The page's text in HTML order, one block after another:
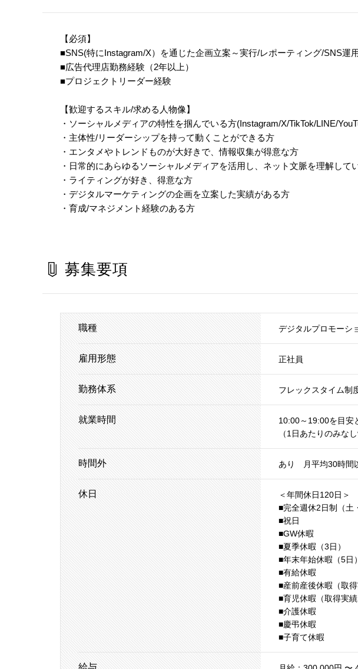
【必須】
■SNS(特にInstagram/X）を通じた企画立案～実行/レポーティング/SNS運
■広告代理店勤務経験（2年以上）
■プロジェクトリーダー経験
【歓迎するスキル/求める人物像】
・ソーシャルメディアの特性を掴んでいる方(Instagram/X/TikTok/LINE/
・主体性/リーダーシップを持って動くことができる方
・エンタメやトレンドものが大好きで、情報収集が得意な方
・日常的にあらゆるソーシャルメディアを活用し、ネット文脈を理解して
・ライティングが好き、得意な方
・デジタルマーケティングの企画を立案した実績がある方
・育成/マネジメント経験のある方
募集要項
職種 デジタルプロモーシ
雇用形態 正社員
勤務体系 フレックスタイム制
就業時間
10:00～19:00を目安
（1日あたりのみな
時間外 あり 月平均30時間
休日
＜年間休日120日＞
■完全週休2日制（土
■祝日
■GW休暇
■夏季休暇（3日）
■年末年始休暇（5日）
■有給休暇
■産前産後休暇（取得
■育児休暇（取得実績
■介護休暇
■慶弔休暇
■子育て休暇
給与